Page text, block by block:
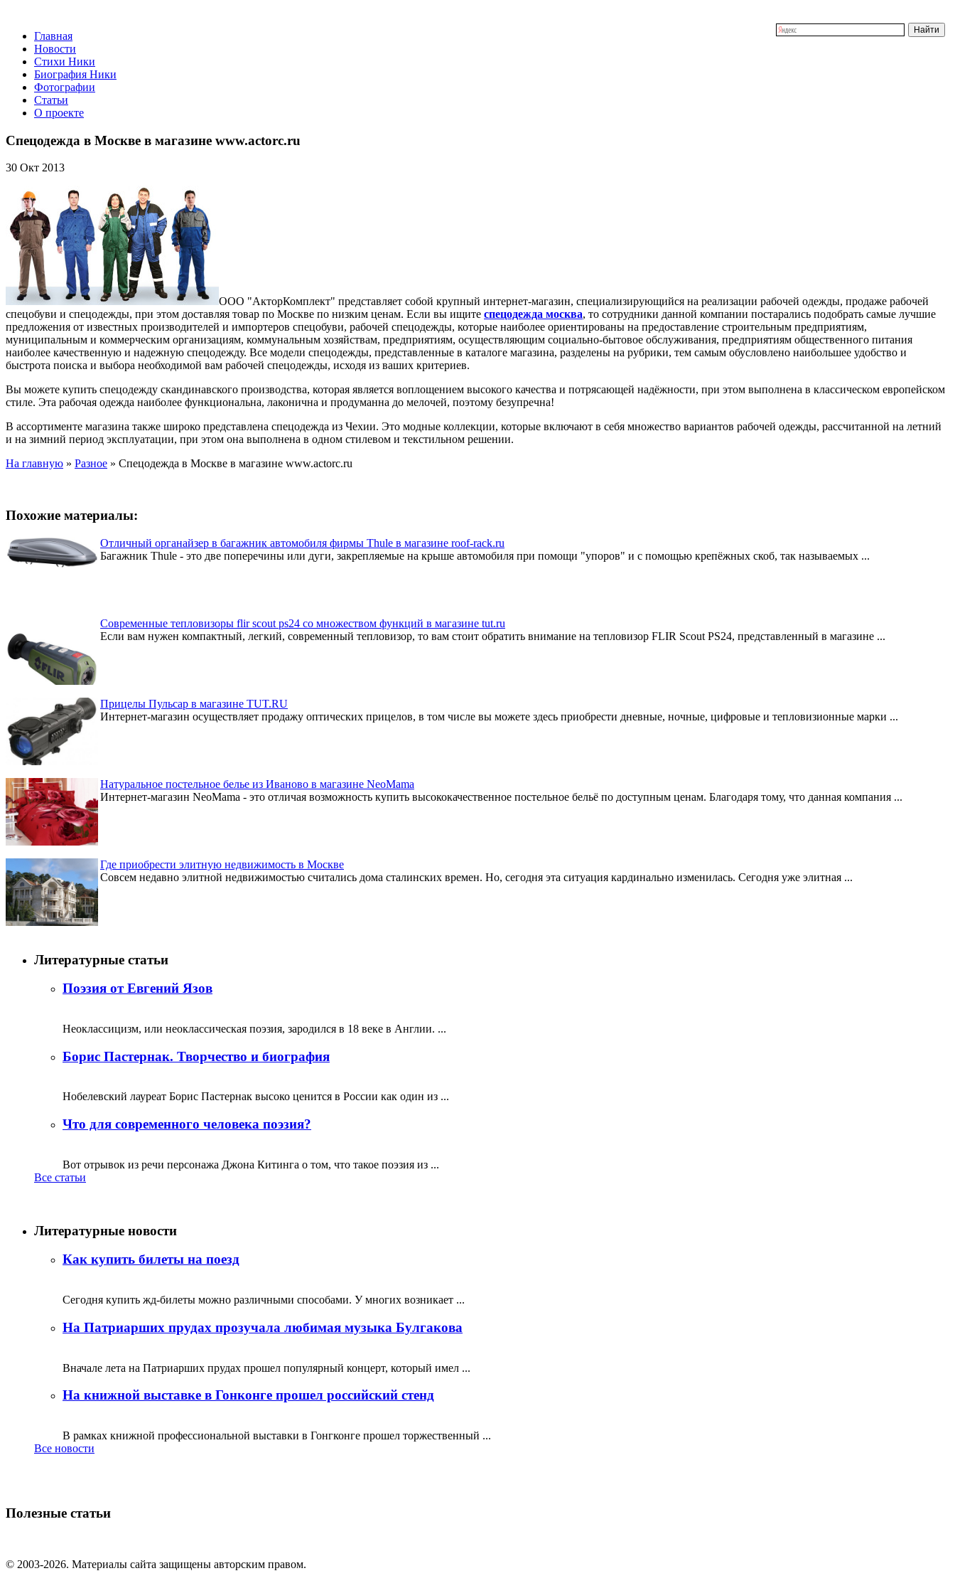
Главная
Новости
Стихи Ники
Биография Ники
Фотографии
Статьи
О проекте
Спецодежда в Москве в магазине www.actorc.ru
30 Окт 2013
ООО "АкторКомплект" представляет собой крупный интернет-магазин, специализирующийся на реализации рабочей одежды, продаже рабочей
спецобуви и спецодежды, при этом доставляя товар по Москве по низким ценам. Если вы ищите спецодежда москва, то сотрудники данной компании постарались подобрать самые лучшие
предложения от известных производителей и импортеров спецобуви, рабочей спецодежды, которые наиболее ориентированы на предоставление строительным предприятиям,
муниципальным и коммерческим организациям, коммунальным хозяйствам, предприятиям, осуществляющим социально-бытовое обслуживания, предприятиям общественного питания
наиболее качественную и надежную спецодежду. Все модели спецодежды, представленные в каталоге магазина, разделены на рубрики, тем самым обусловлено наибольшее удобство и
быстрота поиска и выбора необходимой вам рабочей спецодежды, исходя из ваших критериев.
Вы можете купить спецодежду скандинавского производства, которая является воплощением высокого качества и потрясающей надёжности, при этом выполнена в классическом европейском
стиле. Эта рабочая одежда наиболее функциональна, лаконична и продуманна до мелочей, поэтому безупречна!
В ассортименте магазина также широко представлена спецодежда из Чехии. Это модные коллекции, которые включают в себя множество вариантов рабочей одежды, рассчитанной на летний
и на зимний период эксплуатации, при этом она выполнена в одном стилевом и текстильном решении.
На главную » Разное » Спецодежда в Москве в магазине www.actorc.ru
Похожие материалы:
Отличный органайзер в багажник автомобиля фирмы Thule в магазине roof-rack.ru
Багажник Thule - это две поперечины или дуги, закрепляемые на крыше автомобиля при помощи "упоров" и с помощью крепёжных скоб, так называемых ...
Современные тепловизоры flir scout ps24 со множеством функций в магазине tut.ru
Если вам нужен компактный, легкий, современный тепловизор, то вам стоит обратить внимание на тепловизор FLIR Scout PS24, представленный в магазине ...
Прицелы Пульсар в магазине TUT.RU
Интернет-магазин осуществляет продажу оптических прицелов, в том числе вы можете здесь приобрести дневные, ночные, цифровые и тепловизионные марки ...
Натуральное постельное белье из Иваново в магазине NeoMama
Интернет-магазин NeoMama - это отличая возможность купить высококачественное постельное бельё по доступным ценам. Благодаря тому, что данная компания ...
Где приобрести элитную недвижимость в Москве
Совсем недавно элитной недвижимостью считались дома сталинских времен. Но, сегодня эта ситуация кардинально изменилась. Сегодня уже элитная ...
Литературные статьи
Поэзия от Евгений Язов
Неоклассицизм, или неоклассическая поэзия, зародился в 18 веке в Англии. ...
Борис Пастернак. Творчество и биография
Нобелевский лауреат Борис Пастернак высоко ценится в России как один из ...
Что для современного человека поэзия?
Вот отрывок из речи персонажа Джона Китинга о том, что такое поэзия из ...
Все статьи
Литературные новости
Как купить билеты на поезд
Сегодня купить жд-билеты можно различными способами. У многих возникает ...
На Патриарших прудах прозучала любимая музыка Булгакова
Вначале лета на Патриарших прудах прошел популярный концерт, который имел ...
На книжной выставке в Гонконге прошел российский стенд
В рамках книжной профессиональной выставки в Гонгконге прошел торжественный ...
Все новости
Полезные статьи
© 2003-2026. Материалы сайта защищены авторским правом.